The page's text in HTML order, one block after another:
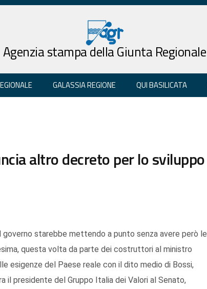
Agenzia stampa della Giunta Regionale
GALASSIA REGIONE QUI BASILICATA
altro decreto per lo sviluppo
starebbe mettendo a punto senza avere però le
questa volta da parte dei costruttori al ministro
esigenze del Paese reale con il dito medio di Bossi,
il presidente del Gruppo Italia dei Valori al Senato,